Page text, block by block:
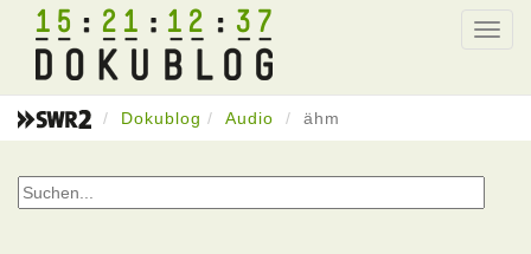
15 21 12 37
Dokublog Audio ähm